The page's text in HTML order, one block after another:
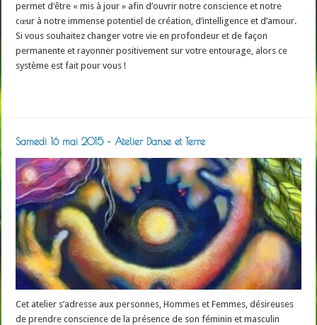
permet d‘être « mis à jour » afin d’ouvrir notre conscience et notre
cœur à notre immense potentiel de création, d’intelligence et d’amour.
Si vous souhaitez changer votre vie en profondeur et de façon
permanente et rayonner positivement sur votre entourage, alors ce
système est fait pour vous !
Samedi 16 mai 2015 – Atelier Danse et Terre
Cet atelier s’adresse aux personnes, Hommes et Femmes, désireuses
de prendre conscience de la présence de son féminin et masculin